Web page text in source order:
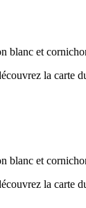
blanc et
la carte
blanc et
la carte